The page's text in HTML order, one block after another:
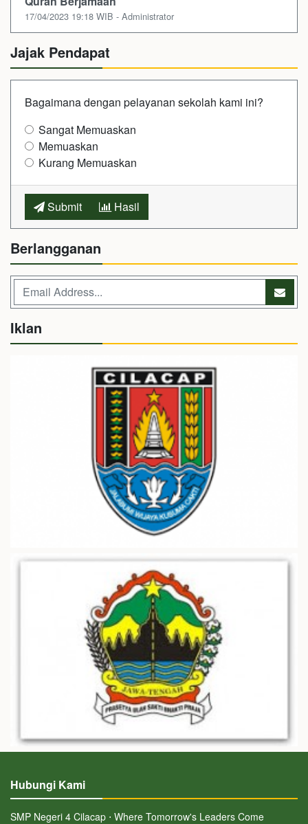
17/04/2023 19:18 WIB - Administrator
Jajak Pendapat
Bagaimana dengan pelayanan sekolah kami ini?
Sangat Memuaskan
Memuaskan
Kurang Memuaskan
Submit Hasil
Berlangganan
Iklan
Hubungi Kami
SMP Negeri 4 Cilacap ⋅ Where Tomorrow's Leaders Come